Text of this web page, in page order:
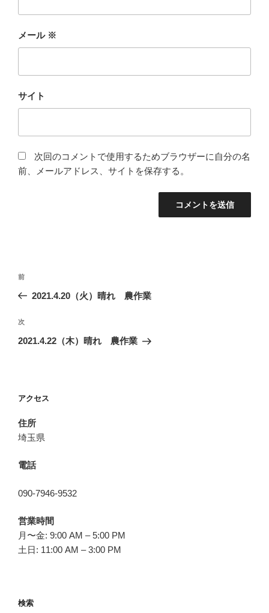
メール ※
サイト
次回のコメントで使用するためブラウザーに自分の名
前、メールアドレス、サイトを保存する。
投
ビ
ゲ
ン
前
の
稿
前
2021.4.20（火）晴れ 農作業
次
の
次
2021.4.22（木）晴れ 農作業
アクセス
住所
埼玉県
電話
090-7946-9532
営業時間
月〜金: 9:00 AM – 5:00 PM
土日: 11:00 AM – 3:00 PM
検索